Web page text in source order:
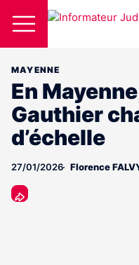
MAYENNE
En
Gauthier
d’échelle
27/01/2026 Florence